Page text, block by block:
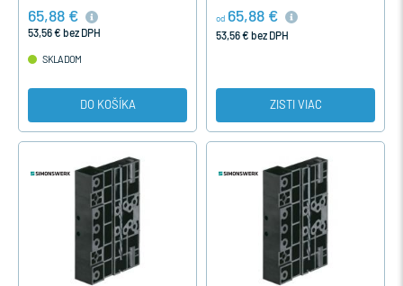
s výškou naliehavky 15-19mm.
Záves je nastaviteľný a…
65,88 €
53,56 € bez DPH
SKLADOM
DO KOŠÍKA
výškou naliehavky 15-19 mm.
Záves je nastaviteľný a jeho…
od 65,88 €
53,56 € bez DPH
ZISTI VIAC